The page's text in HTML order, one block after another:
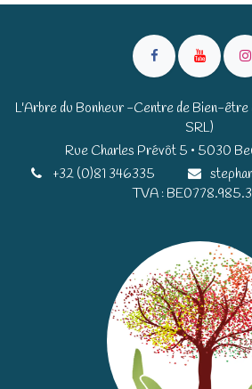
L'Arbre du Bonheur -Centre de Bien-être
SRL)
Rue Charles Prévôt 5 • 5030
+32 (0)81 346335
TVA :